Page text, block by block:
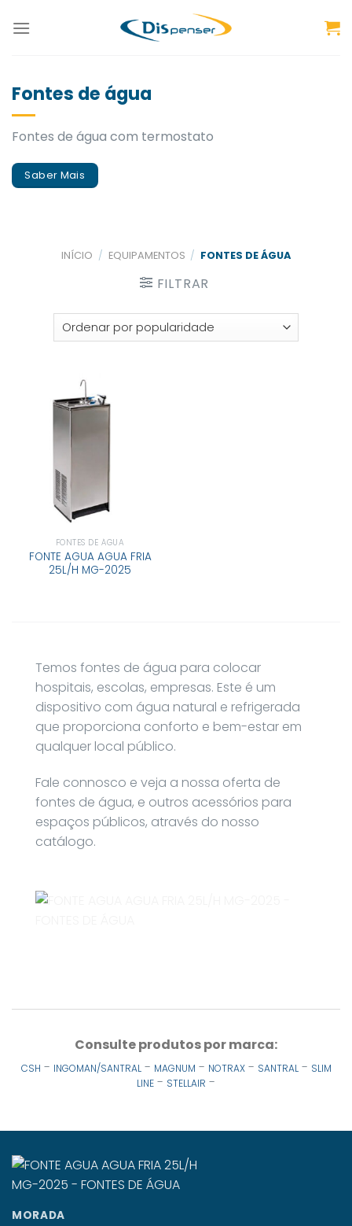
Fontes de água
Fontes de água com termostato
Saber Mais
INÍCIO / EQUIPAMENTOS / FONTES DE ÁGUA
FILTRAR
FONTES DE ÁGUA
FONTE AGUA AGUA FRIA
25L/H MG-2025
Temos fontes de água para colocar
hospitais, escolas, empresas. Este é um
dispositivo com água natural e refrigerada
que proporciona conforto e bem-estar em
qualquer local público.
Fale connosco e veja a nossa oferta de
fontes de água, e outros acessórios para
espaços públicos, através do nosso
catálogo.
Consulte produtos por marca:
CSH - INGOMAN/SANTRAL- MAGNUM - NOTRAX- SANTRAL- SLIM
LINE - STELLAIR -
MORADA